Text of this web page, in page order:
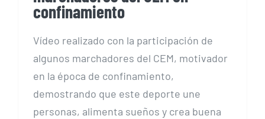
confinamiento
Vídeo realizado con la participación de
algunos marchadores del CEM, motivador
en la época de confinamiento,
demostrando que este deporte une
personas, alimenta sueños y crea buena